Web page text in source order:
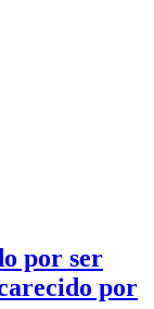
por ser
por